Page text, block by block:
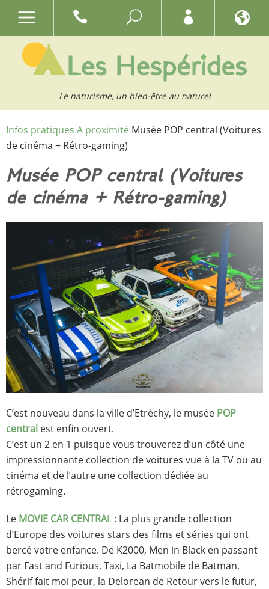
Le naturisme, un bien-être au naturel
Infos pratiques A proximité Musée POP central (Voitures
de cinéma + Rétro-gaming)
Musée POP central (Voitures
de cinéma + Rétro-gaming)
C’est nouveau dans la ville d’Etréchy, le musée POP
central est enfin ouvert.
C’est un 2 en 1 puisque vous trouverez d’un côté une
impressionnante collection de voitures vue à la TV ou au
cinéma et de l’autre une collection dédiée au
rétrogaming.
Le MOVIE CAR CENTRAL : La plus grande collection
d’Europe des voitures stars des films et séries qui ont
bercé votre enfance. De K2000, Men in Black en passant
par Fast and Furious, Taxi, La Batmobile de Batman,
Shérif fait moi peur, la Delorean de Retour vers le futur,